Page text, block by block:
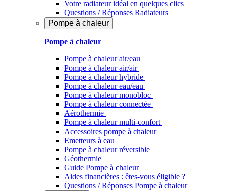
Votre radiateur idéal en quelques clics
Questions / Réponses Radiateurs
Pompe à chaleur
Pompe à chaleur
Pompe à chaleur air/eau
Pompe à chaleur air/air
Pompe à chaleur hybride
Pompe à chaleur​ eau/eau
Pompe à chaleur monobloc
Pompe à chaleur connectée
Aérothermie
Pompe à chaleur multi-confort
Accessoires pompe à chaleur
Emetteurs à eau
Pompe à chaleur réversible
Géothermie
Guide Pompe à chaleur
Aides financières : êtes-vous éligible ?
Questions / Réponses Pompe à chaleur